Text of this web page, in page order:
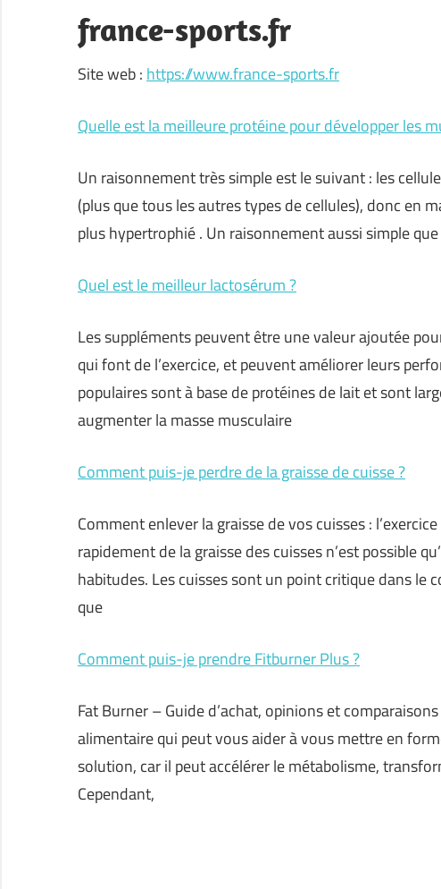
france-sports.fr
Site web : https://www.france-sports.fr
Quelle est la meilleure protéine pour développer les
Un raisonnement très simple est le suivant : les
(plus que tous les autres types de cellules), donc en
plus hypertrophié . Un raisonnement aussi simple
Quel est le meilleur lactosérum ?
Les suppléments peuvent être une valeur ajoutée
qui font de l’exercice, et peuvent améliorer leurs
populaires sont à base de protéines de lait et sont
augmenter la masse musculaire
Comment puis-je perdre de la graisse de cuisse ?
Comment enlever la graisse de vos cuisses :
rapidement de la graisse des cuisses n’est possible
habitudes. Les cuisses sont un point critique dans le
que
Comment puis-je prendre Fitburner Plus ?
Fat Burner – Guide d’achat, opinions et
alimentaire qui peut vous aider à vous mettre en
solution, car il peut accélérer le métabolisme,
Cependant,